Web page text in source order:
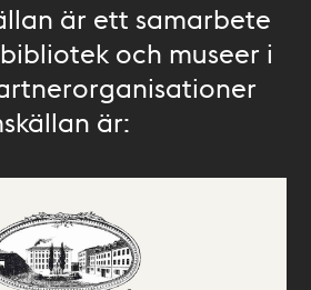
är ett samarbete
och museer i
är: